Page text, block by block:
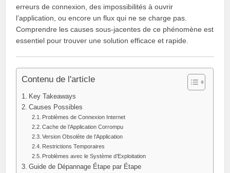
erreurs de connexion, des impossibilités à ouvrir
l’application, ou encore un flux qui ne se charge pas.
Comprendre les causes sous-jacentes de ce phénomène est
essentiel pour trouver une solution efficace et rapide.
Contenu de l'article
Key Takeaways
Causes Possibles
Problèmes de Connexion Internet
Cache de l’Application Corrompu
Version Obsolète de l’Application
Restrictions Temporaires
Problèmes avec le Système d’Exploitation
Guide de Dépannage Étape par Étape